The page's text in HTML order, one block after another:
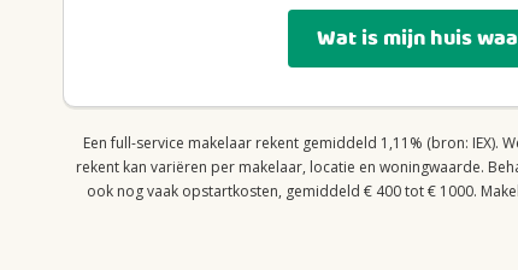
Wat is mijn huis
Een full-service makelaar rekent gemiddeld 1,11% (bron: IEX).
rekent kan variëren per makelaar, locatie en woningwaarde.
ook nog vaak opstartkosten, gemiddeld € 400 tot € 1000.